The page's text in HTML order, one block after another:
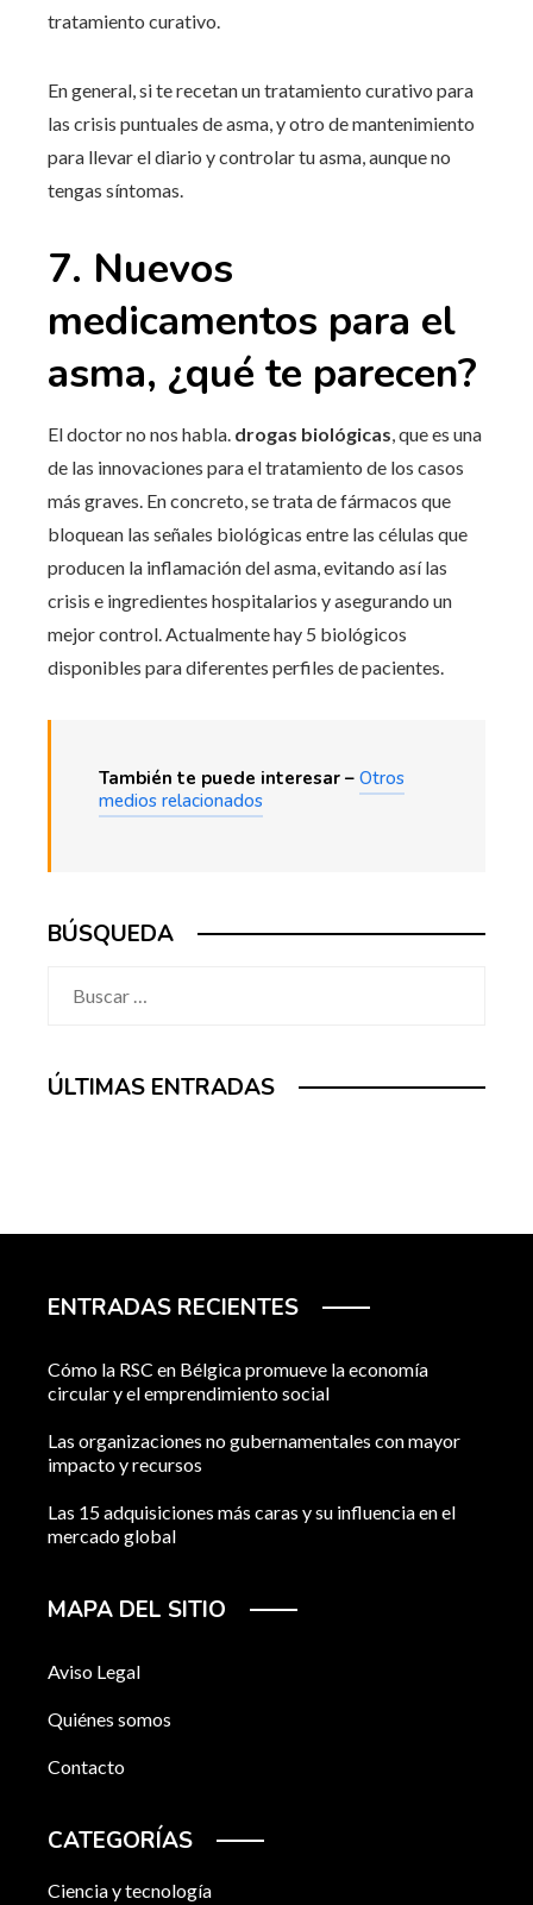
tratamiento curativo.
En general, si te recetan un tratamiento curativo para
las crisis puntuales de asma, y ​​otro de mantenimiento
para llevar el diario y controlar tu asma, aunque no
tengas síntomas.
7. Nuevos
medicamentos para el
asma, ¿qué te parecen?
El doctor no nos habla. drogas biológicas, que es una
de las innovaciones para el tratamiento de los casos
más graves. En concreto, se trata de fármacos que
bloquean las señales biológicas entre las células que
producen la inflamación del asma, evitando así las
crisis e ingredientes hospitalarios y asegurando un
mejor control. Actualmente hay 5 biológicos
disponibles para diferentes perfiles de pacientes.
También te puede interesar – Otros
medios relacionados
BÚSQUEDA
ÚLTIMAS ENTRADAS
ENTRADAS RECIENTES
Cómo la RSC en Bélgica promueve la economía
circular y el emprendimiento social
Las organizaciones no gubernamentales con mayor
impacto y recursos
Las 15 adquisiciones más caras y su influencia en el
mercado global
MAPA DEL SITIO
Aviso Legal
Quiénes somos
Contacto
CATEGORÍAS
Ciencia y tecnología